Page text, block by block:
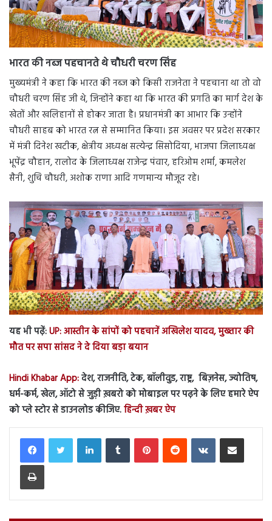
भारत की नब्ज पहचानते थे चौधरी चरण सिंह
मुख्यमंत्री ने कहा कि भारत की नब्ज को किसी राजनेता ने पहचाना था तो वो
चौधरी चरण सिंह जी थे, जिन्होंने कहा था कि भारत की प्रगति का मार्ग देश के
खेतों और खलिहानों से होकर जाता है। प्रधानमंत्री का आभार कि उन्होंने
चौधरी साहब को भारत रत्न से सम्मानित किया। इस अवसर पर प्रदेश सरकार
में मंत्री दिनेश खटीक, क्षेत्रीय अध्यक्ष सत्येन्द्र सिसोदिया, भाजपा जिलाध्यक्ष
भूपेंद्र चौहान, रालोद के जिलाध्यक्ष राजेन्द्र पंवार, हरिओम शर्मा, कमलेश
सैनी, शुचि चौधरी, अशोक राणा आदि गणमान्य मौजूद रहे।
यह भी पढ़ें:UP: आस्तीन के सांपों को पहचानें अखिलेश यादव, मुख्तार की
मौत पर सपा सांसद ने दे दिया बड़ा बयान
Hindi Khabar App:देश, राजनीति, टेक, बॉलीवुड, राष्ट्र, बिज़नेस, ज्योतिष,
धर्म-कर्म, खेल, ऑटो से जुड़ी ख़बरो को मोबाइल पर पढ़ने के लिए हमारे ऐप
को प्ले स्टोर से डाउनलोड कीजिए.हिन्दी ख़बर ऐप
LinkedInTumblr PinterestReddit VKontakteShare via Email
Print